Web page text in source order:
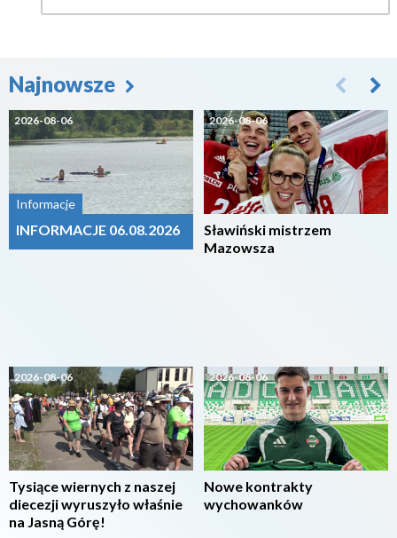
Najnowsze
2026-08-06
Informacje
INFORMACJE 06.08.2026
2026-08-06
Tysiące wiernych z naszej
diecezji wyruszyło właśnie
na Jasną Górę!
2026-08-06
Sławiński mistrzem
Mazowsza
2026-08-06
Nowe kontrakty
wychowanków